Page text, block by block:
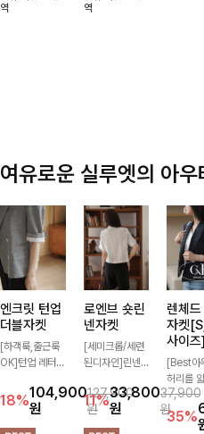
역
캐주얼한 감성으
역
여유로운 실루엣의 아우
엔크릿 턴업
더블자켓
[하객룩,출근룩
OK]턴업 레터링
있게 완성된 썸
머 자켓, 더블버
튼 디자인으로
18%104,900
원
127,900
원
로엔브 숏린
넨자켓
[세미크롭/세련
된디자인]린넨
볍고 드라이한
소재감으로 한여
름에도 부담 없
11%33,800
원
37,900
원
렌체
자켓
사이즈]
[Best아
허리를
게 만들어
림핏! 깔
단정한
35%